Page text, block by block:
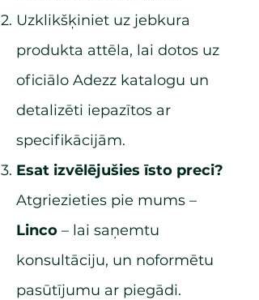
Uzklikšķiniet uz jebkura
produkta attēla, lai dotos uz
oficiālo Adezz katalogu un
detalizēti iepazītos ar
specifikācijām.
Esat izvēlējušies īsto preci?
Atgriezieties pie mums –
Linco – lai saņemtu
konsultāciju, un noformētu
pasūtījumu ar piegādi.